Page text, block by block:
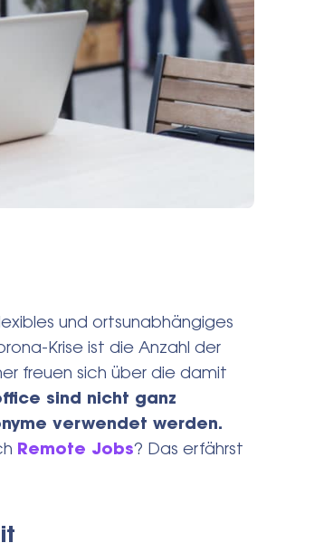
und ortsunabhängiges
Krise ist die Anzahl der
freuen sich über die damit
sind nicht ganz
verwendet werden.
Remote Jobs? Das erfährst